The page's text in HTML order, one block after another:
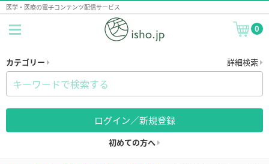
医学・医療の電子コンテンツ配信サービス
0
カテゴリー 詳細検索
ログイン／新規登録
初めての方へ